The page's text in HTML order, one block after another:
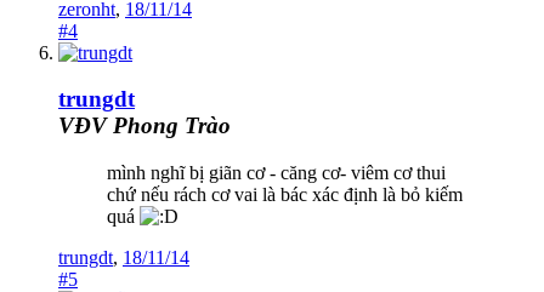
zeronht, 18/11/14
#4
trungdt
VĐV Phong Trào
mình nghĩ bị giãn cơ - căng cơ- viêm cơ thui
chứ nếu rách cơ vai là bác xác định là bỏ kiếm
quá
trungdt, 18/11/14
#5